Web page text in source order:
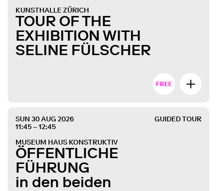
KUNSTHALLE ZÜRICH
TOUR OF THE
EXHIBITION WITH
SELINE FÜLSCHER
FREE
SUN 30 AUG 2026
11:45 – 12:45
GUIDED TOUR
MUSEUM HAUS KONSTRUKTIV
ÖFFENTLICHE
FÜHRUNG
in den beiden